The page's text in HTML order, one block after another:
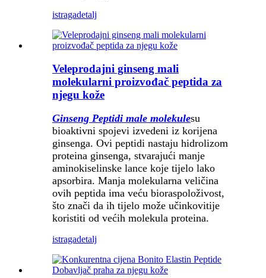
istragadetalj
Veleprodajni ginseng mali
molekularni proizvođač peptida za
njegu kože
Ginseng Peptidi male molekulesu
bioaktivni spojevi izvedeni iz korijena
ginsenga. Ovi peptidi nastaju hidrolizom
proteina ginsenga, stvarajući manje
aminokiselinske lance koje tijelo lako
apsorbira. Manja molekularna veličina
ovih peptida ima veću bioraspoloživost,
što znači da ih tijelo može učinkovitije
koristiti od većih molekula proteina.
istragadetalj